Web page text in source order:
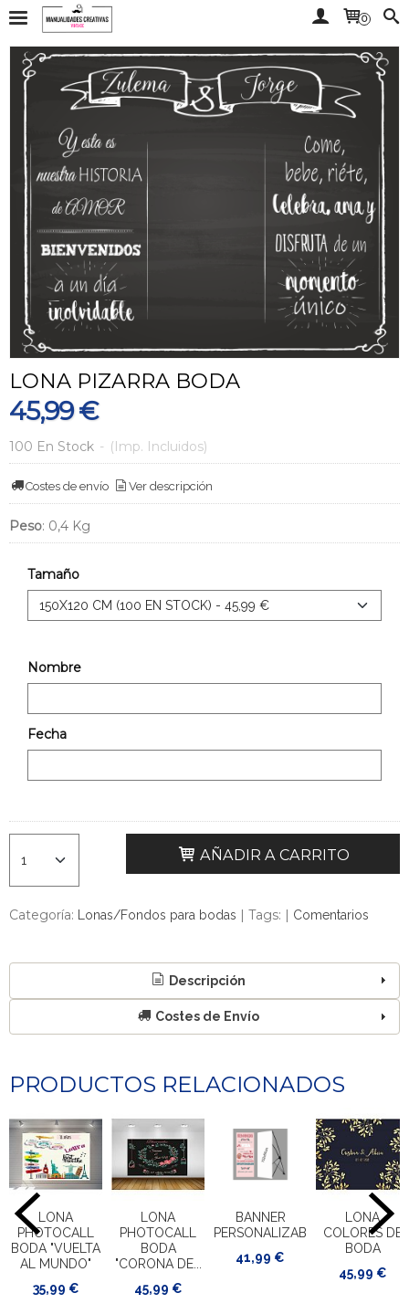
0
LONA PIZARRA BODA
45,99 €
100 En Stock - (Imp. Incluidos)
Costes de envío Ver descripción
Peso: 0,4 Kg
Tamaño
Nombre
Fecha
AÑADIR A CARRITO
Categoría: Lonas/Fondos para bodas | Tags: | Comentarios
Descripción
Costes de Envío
PRODUCTOS RELACIONADOS
LONA
PHOTOCALL
BODA "VUELTA
AL MUNDO"
35,99 €
LONA
PHOTOCALL
BODA
"CORONA DE...
45,99 €
BANNER
PERSONALIZABLE
41,99 €
LONA
COLORES DE
BODA
45,99 €